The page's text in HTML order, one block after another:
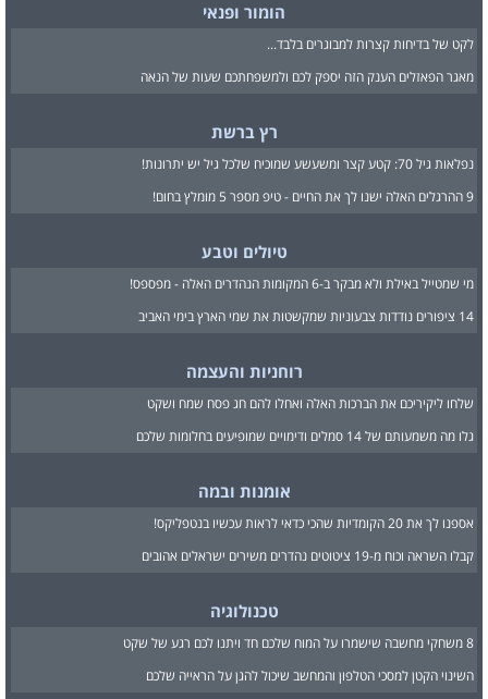
הומור ופנאי
לקט של בדיחות קצרות למבוגרים בלבד...
מאגר הפאזלים הענק הזה יספק לכם ולמשפחתכם שעות של הנאה
רץ ברשת
נפלאות גיל 70: קטע קצר ומשעשע שמוכיח שלכל גיל יש יתרונות!
9 ההרגלים האלה ישנו לך את החיים - טיפ מספר 5 מומלץ בחום!
טיולים וטבע
מי שמטייל באילת ולא מבקר ב-6 המקומות הנהדרים האלה - מפספס!
14 ציפורים נודדות צבעוניות שמקשטות את שמי הארץ בימי האביב
רוחניות והעצמה
שלחו ליקיריכם את הברכות האלה ואחלו להם חג פסח שמח ושקט
גלו מה משמעותם של 14 סמלים ודימויים שמופיעים בחלומות שלכם
אומנות ובמה
אספנו לך את 20 הקומדיות שהכי כדאי לראות עכשיו בנטפליקס!
קבלו השראה וכוח מ-19 ציטוטים נהדרים משירים ישראלים אהובים
טכנולוגיה
8 משחקי מחשבה שישמרו על המוח שלכם חד ויתנו לכם רגע של שקט
השינוי הקטן למסכי הטלפון והמחשב שיכול להגן על הראייה שלכם